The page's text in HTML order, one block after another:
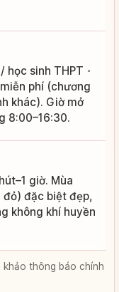
sinh THPT・
phí (chương
khác). Giờ mở
8:00–16:30.
giờ. Mùa
đỏ) đặc biệt đẹp,
không khí huyền
thông báo chính